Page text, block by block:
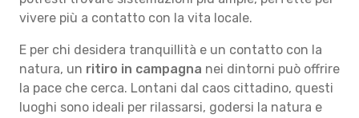
vivere più a contatto con la vita locale.
E per chi desidera tranquillità e un contatto con la
natura, un ritiro in campagna nei dintorni può offrire
la pace che cerca. Lontani dal caos cittadino, questi
luoghi sono ideali per rilassarsi, godersi la natura e